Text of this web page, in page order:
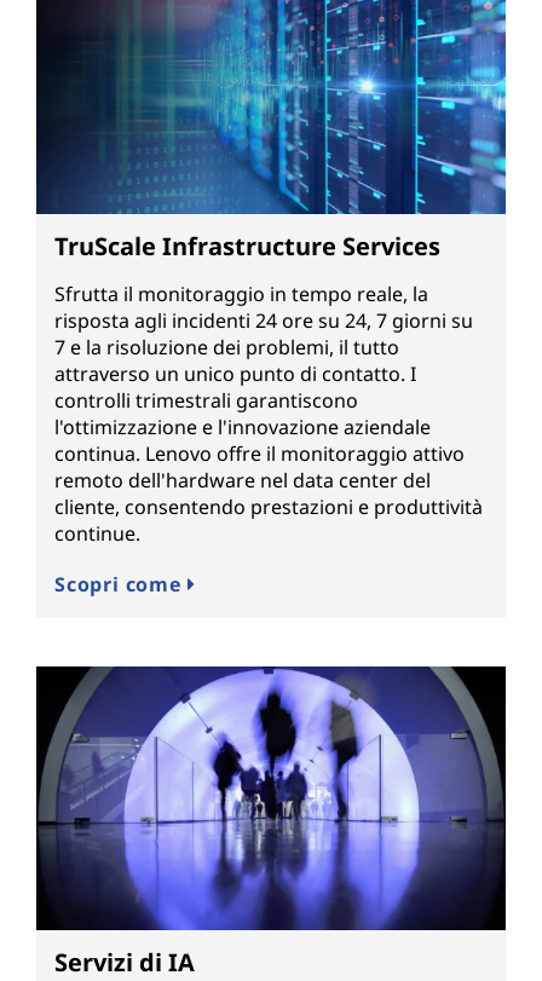
TruScale Infrastructure Services
Sfrutta il monitoraggio in tempo reale, la
risposta agli incidenti 24 ore su 24, 7 giorni su
7 e la risoluzione dei problemi, il tutto
attraverso un unico punto di contatto. I
controlli trimestrali garantiscono
l'ottimizzazione e l'innovazione aziendale
continua. Lenovo offre il monitoraggio attivo
remoto dell'hardware nel data center del
cliente, consentendo prestazioni e produttività
continue.
Scopri come
Servizi di IA